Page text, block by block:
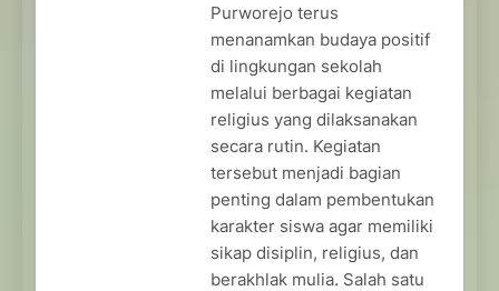
Purworejo terus
menanamkan budaya positif
di lingkungan sekolah
melalui berbagai kegiatan
religius yang dilaksanakan
secara rutin. Kegiatan
tersebut menjadi bagian
penting dalam pembentukan
karakter siswa agar memiliki
sikap disiplin, religius, dan
berakhlak mulia. Salah satu